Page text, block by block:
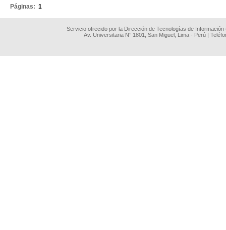
Páginas: 1
Servicio ofrecido por la Dirección de Tecnologías de
Av. Universitaria N° 1801, San Miguel, Lima - Perú |